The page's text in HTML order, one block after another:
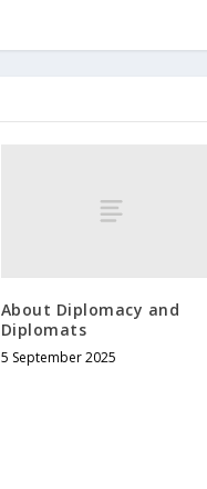
About Diplomacy and
Diplomats
5 September 2025